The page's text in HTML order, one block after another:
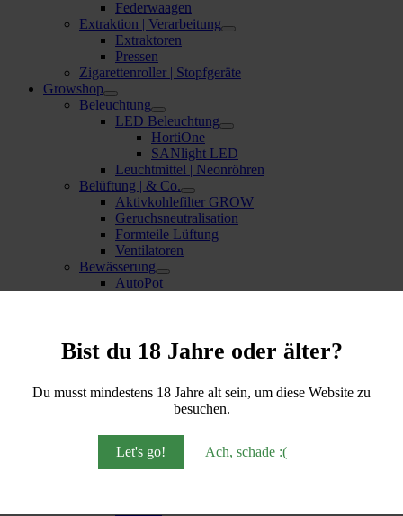
Bist du 18 Jahre oder älter?
Du musst mindestens 18 Jahre alt sein, um diese Website zu
besuchen.
Let's go! Ach, schade :(
Federwaagen
Extraktion | Verarbeitung
Extraktoren
Pressen
Zigarettenroller | Stopfgeräte
Growshop
Beleuchtung
LED Beleuchtung
HortiOne
SANlight LED
Leuchtmittel | Neonröhren
Belüftung | & Co.
Aktivkohlefilter GROW
Geruchsneutralisation
Formteile Lüftung
Ventilatoren
Bewässerung
AutoPot
Bio Bizz
Bio Tabs
Flo
Plagron
Terra Aquatica (GHE)